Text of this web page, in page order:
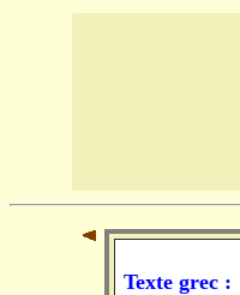
Texte grec :